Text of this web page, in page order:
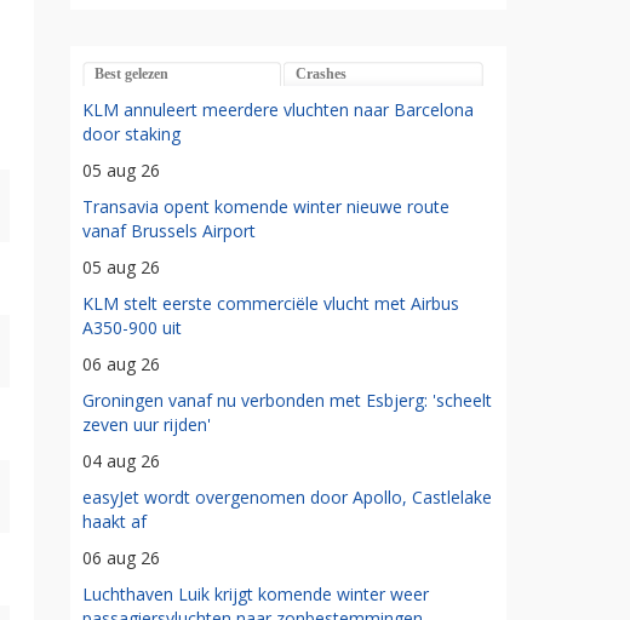
Best gelezen Crashes
KLM annuleert meerdere vluchten naar Barcelona
door staking
05 aug 26
Transavia opent komende winter nieuwe route
vanaf Brussels Airport
05 aug 26
KLM stelt eerste commerciële vlucht met Airbus
A350-900 uit
06 aug 26
Groningen vanaf nu verbonden met Esbjerg: 'scheelt
zeven uur rijden'
04 aug 26
easyJet wordt overgenomen door Apollo, Castlelake
haakt af
06 aug 26
Luchthaven Luik krijgt komende winter weer